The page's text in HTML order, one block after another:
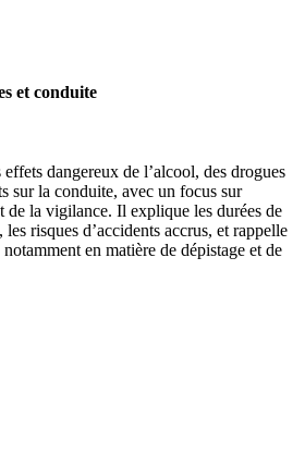
et conduite
dangereux de l’alcool, des drogues
sur la conduite, avec un focus sur
de la vigilance. Il explique les durées de
risques d’accidents accrus, et rappelle
en matière de dépistage et de